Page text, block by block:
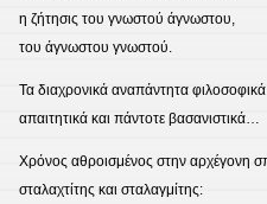
η ζήτησις του γνωστού άγνωστου,
του άγνωστου γνωστού.
Τα διαχρονικά αναπάντητα
απαιτητικά και πάντοτε βασανιστικά…
Χρόνος αθροισμένος στην αρχέγονη
σταλαχτίτης και σταλαγμίτης: